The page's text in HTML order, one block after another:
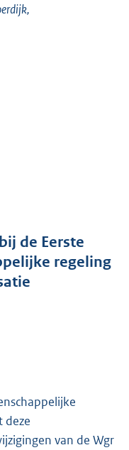
de Eerste
regeling
deze
van de Wgr